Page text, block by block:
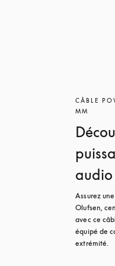
CÂBLE
MM
audio
Assurez
Olufsen,
avec ce
équipé de
extrémité.